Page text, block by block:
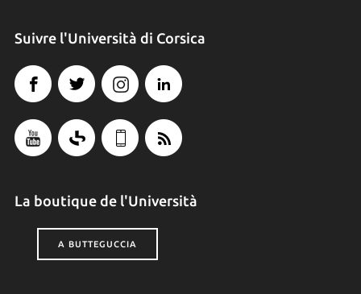
Suivre l'Università di Corsica
La boutique de l'Università
A BUTTEGUCCIA